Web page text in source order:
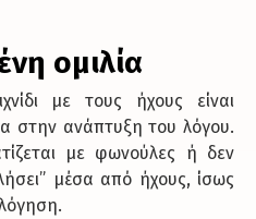
ομιλία
με τους ήχους είναι
στην ανάπτυξη του λόγου.
με φωνούλες ή δεν
μέσα από ήχους, ίσως